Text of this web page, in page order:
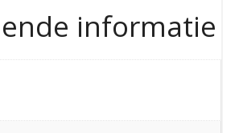
informatie